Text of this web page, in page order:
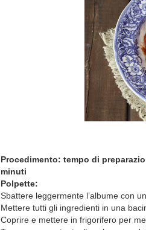
Procedimento: tempo di
minuti
Polpette:
Sbattere leggermente l’albume con
Mettere tutti gli ingredienti in una
Coprire e mettere in frigorifero per